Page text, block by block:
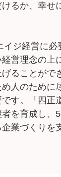
るか、幸せ
ジ経営に必
経営理念の上
ることがで
人のために
す。「四正
を育成し、
業づくりを